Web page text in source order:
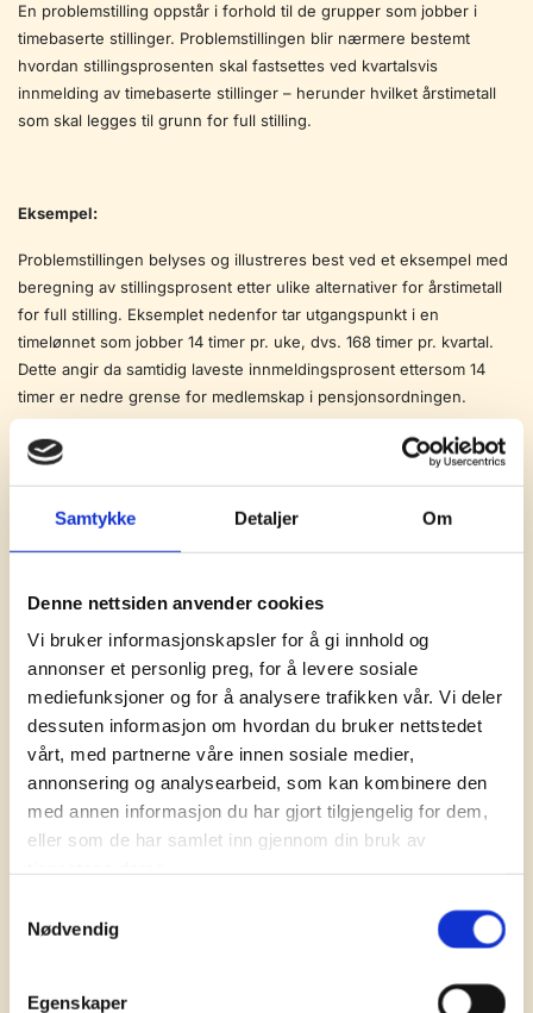
Samtykke Detaljer Om
Denne nettsiden anvender cookies
Vi bruker informasjonskapsler for å gi innhold og
annonser et personlig preg, for å levere sosiale
mediefunksjoner og for å analysere trafikken vår. Vi deler
dessuten informasjon om hvordan du bruker nettstedet
vårt, med partnerne våre innen sosiale medier,
annonsering og analysearbeid, som kan kombinere den
med annen informasjon du har gjort tilgjengelig for dem,
eller som de har samlet inn gjennom din bruk av
Nødvendig
Egenskaper
En problemstilling oppstår i forhold til de grupper som jobber i
timebaserte stillinger. Problemstillingen blir nærmere bestemt
hvordan stillingsprosenten skal fastsettes ved kvartalsvis
innmelding av timebaserte stillinger – herunder hvilket årstimetall
som skal legges til grunn for full stilling.
Eksempel:
Problemstillingen belyses og illustreres best ved et eksempel med
beregning av stillingsprosent etter ulike alternativer for årstimetall
for full stilling. Eksemplet nedenfor tar utgangspunkt i en
timelønnet som jobber 14 timer pr. uke, dvs. 168 timer pr. kvartal.
Dette angir da samtidig laveste innmeldingsprosent ettersom 14
timer er nedre grense for medlemskap i pensjonsordningen.
Alternativ 1
Uten hensyn til ferie
Stillingsprosenten blir da: = 168/487,5
Alternativ 2
Hensyn til 4 ukers ferie
37,5 timer x 48 uker = 1800 timer pr. år
= 450 timer pr. kvartal
Stillingsprosenten blir da: =
168/450 = 37,33 %
37,5 timer x 47 uker = 1762,5 timer pr. år
= 440,63 timer pr. kvartal
= 38,13 %